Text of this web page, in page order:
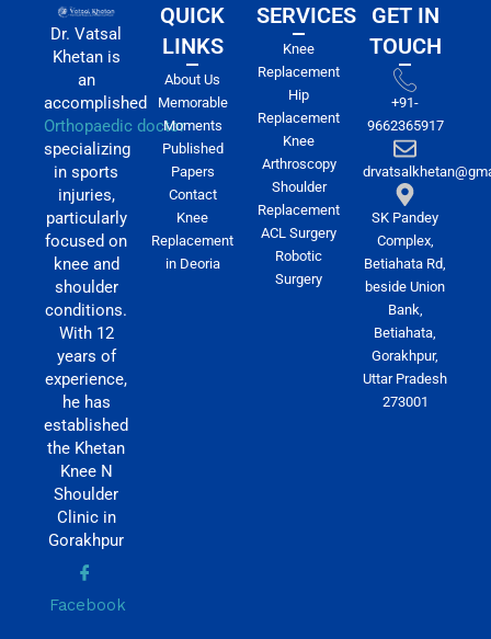
Dr. Vatsal
Khetan is
an
accomplished
Orthopaedic doctor
specializing
in sports
injuries,
particularly
focused on
knee and
shoulder
conditions.
With 12
years of
experience,
he has
established
the Khetan
Knee N
Shoulder
Clinic in
Gorakhpur
Facebook
QUICK
LINKS
About Us
Memorable
Moments
Published
Papers
Contact
Knee
Replacement
in Deoria
SERVICES
Knee
Replacement
Hip
Replacement
Knee
Arthroscopy
Shoulder
Replacement
ACL Surgery
Robotic
Surgery
GET IN
TOUCH
+91-
9662365917
SK Pandey
Complex,
Betiahata Rd,
beside Union
Bank,
Betiahata,
Gorakhpur,
Uttar Pradesh
273001